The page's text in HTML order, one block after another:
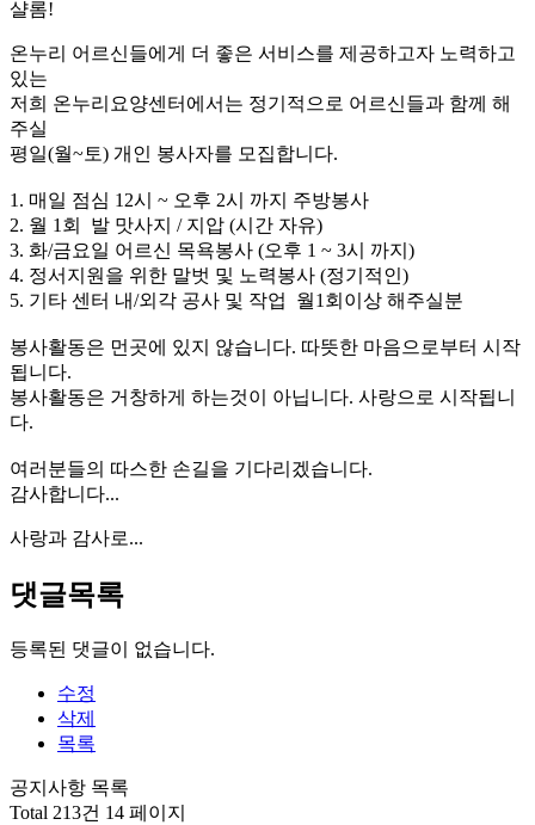
샬롬!
온누리 어르신들에게 더 좋은 서비스를 제공하고자 노력하고
있는
저희 온누리요양센터에서는 정기적으로 어르신들과 함께 해
주실
평일(월~토) 개인 봉사자를 모집합니다.
1. 매일 점심 12시 ~ 오후 2시 까지 주방봉사
2. 월 1회 발 맛사지 / 지압 (시간 자유)
3. 화/금요일 어르신 목욕봉사 (오후 1 ~ 3시 까지)
4. 정서지원을 위한 말벗 및 노력봉사 (정기적인)
5. 기타 센터 내/외각 공사 및 작업 월1회이상 해주실분
봉사활동은 먼곳에 있지 않습니다. 따뜻한 마음으로부터 시작
됩니다.
봉사활동은 거창하게 하는것이 아닙니다. 사랑으로 시작됩니
다.
여러분들의 따스한 손길을 기다리겠습니다.
감사합니다...
사랑과 감사로...
댓글목록
등록된 댓글이 없습니다.
수정
삭제
목록
공지사항 목록
Total 213건 14 페이지